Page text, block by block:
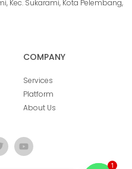
Kec. Sukarami, Kota Pelembang,
COMPANY
Services
Platform
About Us
1